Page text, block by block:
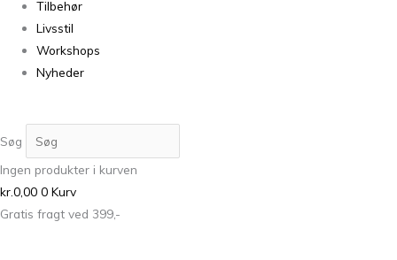
Tilbehør
Livsstil
Workshops
Nyheder
Søg
Ingen produkter i kurven
kr.0,00 0 Kurv
Gratis fragt ved 399,-